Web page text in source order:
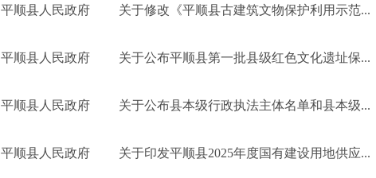
平顺县人民政府 关于修改《平顺县古建筑文物保护利用示范...
平顺县人民政府 关于公布平顺县第一批县级红色文化遗址保...
平顺县人民政府 关于公布县本级行政执法主体名单和县本级...
平顺县人民政府 关于印发平顺县2025年度国有建设用地供应...